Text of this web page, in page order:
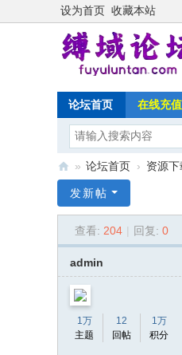
设为首页 收藏本站
论坛首页 在线充值
域
» 论坛首页 › 资源下
发新帖
查看: 204 回复: 0
admin
1万
主题
12
回帖
1万
积分